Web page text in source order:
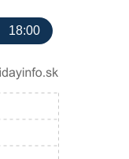
18:00